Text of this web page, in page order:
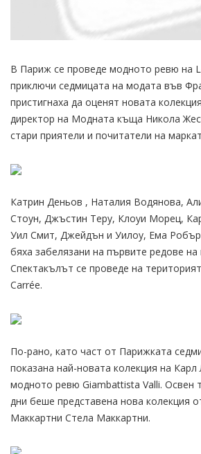
В Париж се проведе модното ревю на
приключи седмицата на модата във
пристигнаха да оценят новата
директор на Модната къща Никола
стари приятели и почитатели на
Катрин Деньов , Наталия Водянова,
Стоун, Джъстин Теру, Клоуи Морец,
Уил Смит, Джейдън и Уилоу, Ема
бяха забелязани на първите редове
Спектакълът се проведе на
Carrée.
По-рано, като част от Парижката
показана най-новата колекция на
модното ревю Giambattista Valli. Освен
дни беше представена нова колекция
Маккартни Стела Маккартни.